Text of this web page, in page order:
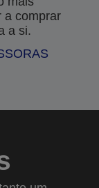
a comprar
a si.